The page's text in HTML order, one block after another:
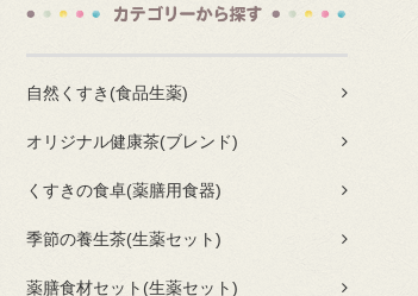
自然くすき(食品生薬)
オリジナル健康茶(ブレンド)
くすきの食卓(薬膳用食器)
季節の養生茶(生薬セット)
薬膳食材セット(生薬セット)